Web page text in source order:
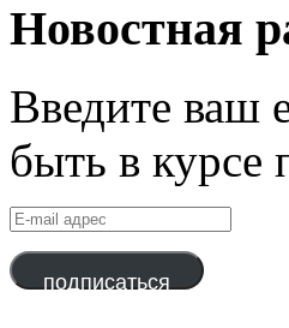
Новостная
Введите ваш
быть в курсе
E-
mail
адрес
подписаться